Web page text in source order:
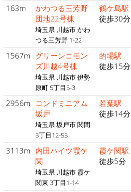
163m
かわつる三芳野
団地22号棟
埼玉県 川越市 かわ
つる三芳野 1-22
鶴ケ島駅
徒歩30分
1567m グリーンコモン
ズ川越4号棟
埼玉県 川越市 伊勢
原町 5丁目5-3
的場駅
徒歩15分
2956m
コンドミニアム
坂戸
埼玉県 坂戸市 関間
3丁目12-53
若葉駅
徒歩14分
3113m 内田ハイツ霞ケ
関
埼玉県 川越市 霞ケ
関東 3丁目1-14
霞ケ関駅
徒歩5分